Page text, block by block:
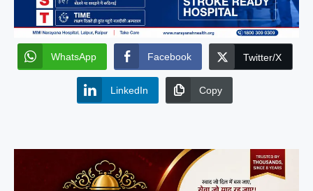
WhatsApp Facebook Twitter/X
LinkedIn Copy